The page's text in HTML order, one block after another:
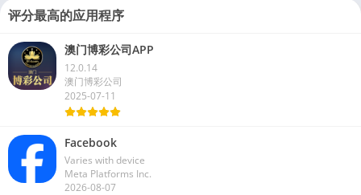
评分最高的应用程序
澳门博彩公司APP
12.0.14
澳门博彩公司
2025-07-11
Facebook
Varies with device
Meta Platforms Inc.
2026-08-07